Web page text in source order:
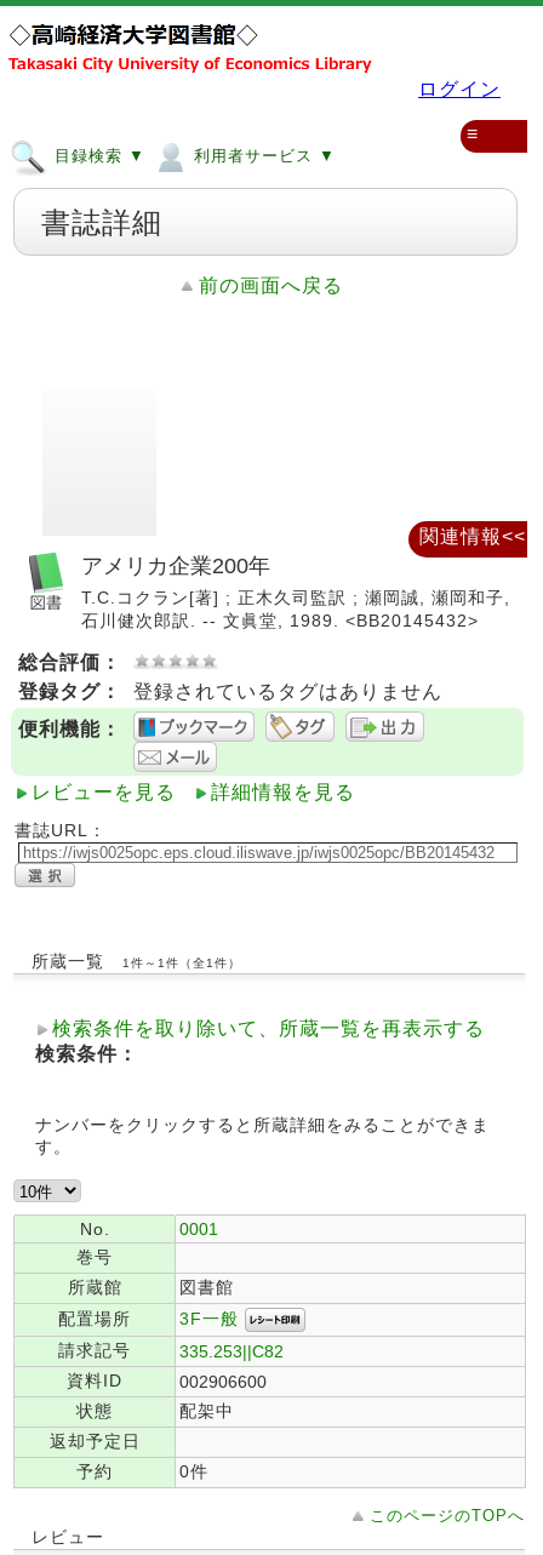
ログイン
目録検索 ▼ 利用者サービス ▼
≡
書誌詳細
前の画面へ戻る
アメリカ企業200年
T.C.コクラン[著] ; 正木久司監訳 ; 瀬岡誠, 瀬岡和子,
石川健次郎訳. -- 文眞堂, 1989. <BB20145432>
総合評価：
登録タグ：
登録されているタグはありません
便利機能：
レビューを見る 詳細情報を見る
書誌URL：
所蔵一覧 1件～1件（全1件）
検索条件を取り除いて、所蔵一覧を再表示する
検索条件：
ナンバーをクリックすると所蔵詳細をみることができま
す。
No.
0001
巻号
所蔵館
図書館
配置場所
3F一般
請求記号
335.253||C82
資料ID
002906600
状態
配架中
返却予定日
予約
0件
このページのTOPへ
レビュー
関連情報<<